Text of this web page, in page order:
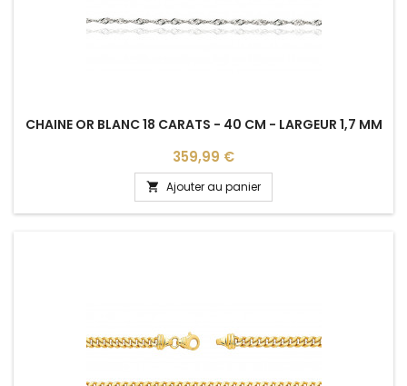
CHAINE OR BLANC 18 CARATS - 40 CM - LARGEUR 1,7 MM
Prix
359,99 €
 Ajouter au panier